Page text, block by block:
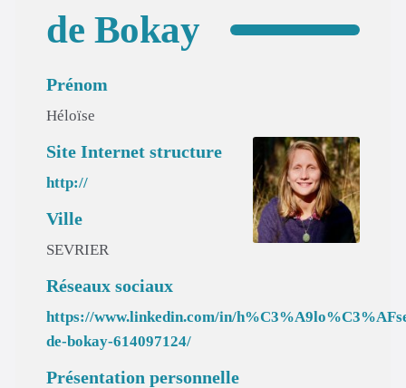
de Bokay
Prénom
Héloïse
Site Internet structure
http://
Ville
SEVRIER
Réseaux sociaux
https://www.linkedin.com/in/
de-bokay-614097124/
Présentation personnelle